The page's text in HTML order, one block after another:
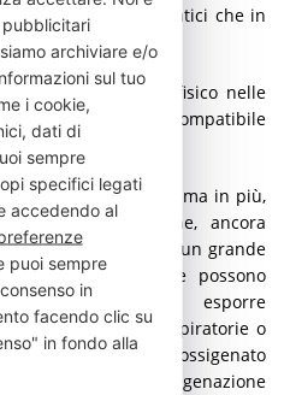
nei pazienti cardiopatici che in
limitare l’esercizio fisico nelle
sport deve essere compatibile
sicure.
si pone un problema in più,
delle mascherine, ancora
e affollati. Con un grande
le mascherine possono
respirazione ed esporre
a crisi respiratorie o
apporto di sangue ossigenato
e dell’ossigenazione
archiviare e/o
sul tuo
i cookie,
dati di
sempre
specifici legati
accedendo al
puoi sempre
in
facendo clic su
in fondo alla